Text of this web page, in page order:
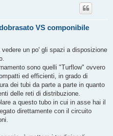
VS componibile
un po' gli spazi a disposizione
sono quelli "Turflow" ovvero
ed efficienti, in grado di
dei tubi da parte a parte in quanto
delle reti di distribuzione.
a questo tubo in cui in asse hai il
direttamente con il circuito